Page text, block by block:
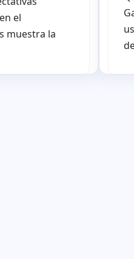
el
muestra la